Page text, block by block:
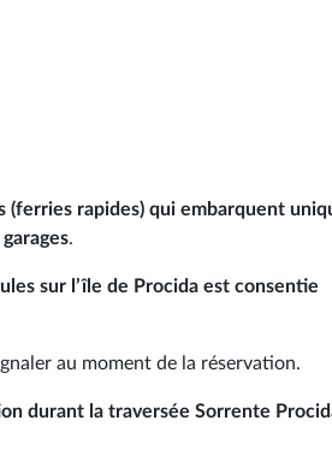
(ferries rapides) qui embarquent
.
sur l’île de Procida est consentie
au moment de la réservation.
durant la traversée Sorrente